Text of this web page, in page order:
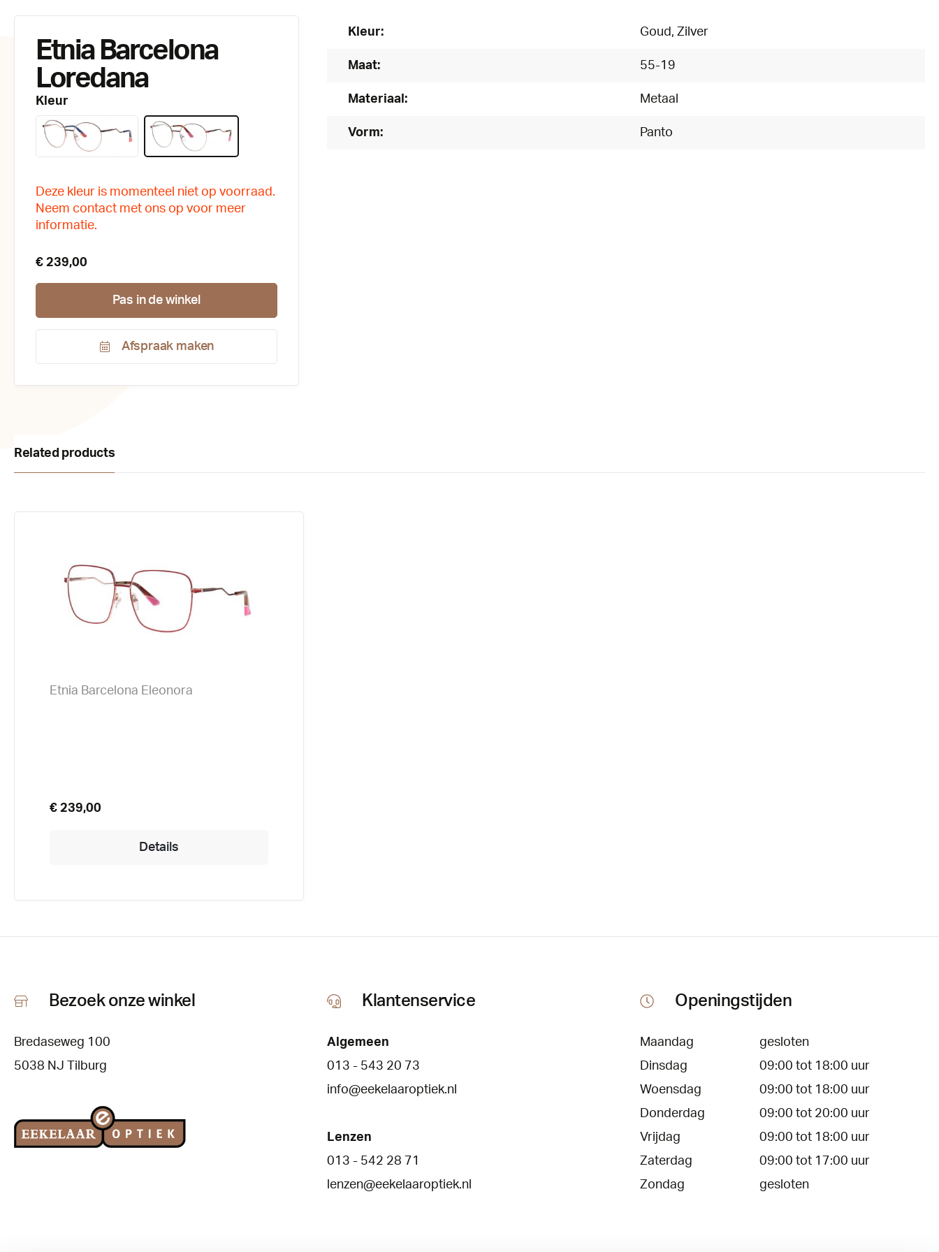
Etnia Barcelona
Loredana
Kleur
Deze kleur is momenteel niet op voorraad.
Neem contact met ons op voor meer
informatie.
€ 239,00
Pas in de winkel
Afspraak maken
Kleur: Goud , Zilver
Maat: 55-19
Materiaal: Metaal
Vorm: Panto
Related products
Etnia Barcelona Eleonora
€ 239,00
Details
Bezoek onze winkel
Bredaseweg 100
5038 NJ Tilburg
Klantenservice
Algemeen
013 - 543 20 73
info@eekelaaroptiek.nl
Lenzen
013 - 542 28 71
lenzen@eekelaaroptiek.nl
Openingstijden
Maandag
gesloten
Dinsdag
09:00 tot 18:00 uur
Woensdag
09:00 tot 18:00 uur
Donderdag
09:00 tot 20:00 uur
Vrijdag
09:00 tot 18:00 uur
Zaterdag
09:00 tot 17:00 uur
Zondag
gesloten